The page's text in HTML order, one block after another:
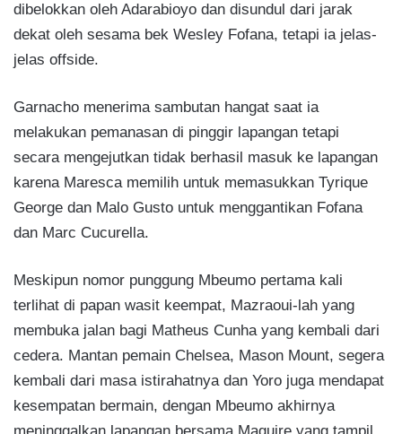
dibelokkan oleh Adarabioyo dan disundul dari jarak
dekat oleh sesama bek Wesley Fofana, tetapi ia jelas-
jelas offside.
Garnacho menerima sambutan hangat saat ia
melakukan pemanasan di pinggir lapangan tetapi
secara mengejutkan tidak berhasil masuk ke lapangan
karena Maresca memilih untuk memasukkan Tyrique
George dan Malo Gusto untuk menggantikan Fofana
dan Marc Cucurella.
Meskipun nomor punggung Mbeumo pertama kali
terlihat di papan wasit keempat, Mazraoui-lah yang
membuka jalan bagi Matheus Cunha yang kembali dari
cedera. Mantan pemain Chelsea, Mason Mount, segera
kembali dari masa istirahatnya dan Yoro juga mendapat
kesempatan bermain, dengan Mbeumo akhirnya